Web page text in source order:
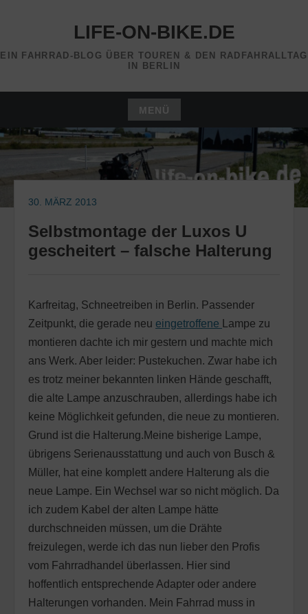
LIFE-ON-BIKE.DE
EIN FAHRRAD-BLOG ÜBER TOUREN & DEN RADFAHRALLTAG
IN BERLIN
MENÜ
Zum
Inhalt
30. MÄRZ 2013
Selbstmontage der Luxos U
gescheitert – falsche Halterung
Karfreitag, Schneetreiben in Berlin. Passender
Zeitpunkt, die gerade neu eingetroffene
Lampe zu
montieren dachte ich mir gestern und machte mich
ans Werk. Aber leider: Pustekuchen. Zwar habe ich
es trotz meiner bekannten linken Hände geschafft,
die alte Lampe anzuschrauben, allerdings habe ich
keine Möglichkeit gefunden, die neue zu montieren.
Grund ist die Halterung. Meine bisherige Lampe,
übrigens Serienausstattung und auch von Busch &
Müller, hat eine komplett andere Halterung als die
neue Lampe. Ein Wechsel war so nicht möglich. Da
ich zudem Kabel der alten Lampe hätte
durchschneiden müssen, um die Drähte
freizulegen, werde ich das nun lieber den Profis
vom Fahrradhandel überlassen. Hier sind
hoffentlich entsprechende Adapter oder andere
Halterungen vorhanden. Mein Fahrrad muss in